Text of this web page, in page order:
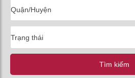
Tìm kiếm